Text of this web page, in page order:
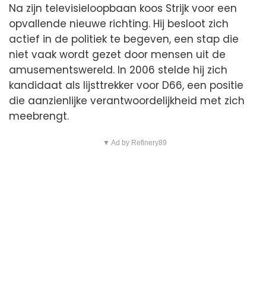
Na zijn televisieloopbaan koos Strijk voor een
opvallende nieuwe richting. Hij besloot zich
actief in de politiek te begeven, een stap die
niet vaak wordt gezet door mensen uit de
amusementswereld. In 2006 stelde hij zich
kandidaat als lijsttrekker voor D66, een positie
die aanzienlijke verantwoordelijkheid met zich
meebrengt.
▼ Ad by Refinery89